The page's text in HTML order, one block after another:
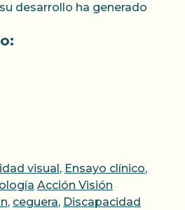
desarrollo ha generado
visual , Ensayo clínico,
Etiquetas
Acción Visión
, ceguera, Discapacidad